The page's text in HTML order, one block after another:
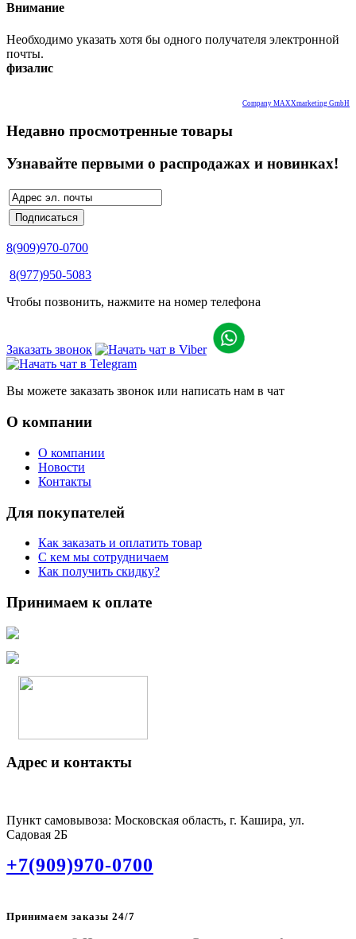
Внимание
Необходимо указать хотя бы одного получателя электронной
почты.
физалис
Company MAXXmarketing GmbH
Недавно просмотренные товары
Узнавайте первыми о распродажах и новинках!
8(909)970-0700
8(977)950-5083
Чтобы позвонить, нажмите на номер телефона
Заказать звонок
Вы можете заказать звонок или написать нам в чат
О компании
О компании
Новости
Контакты
Для покупателей
Как заказать и оплатить товар
С кем мы сотрудничаем
Как получить скидку?
Принимаем к оплате
Адрес и контакты
Пункт самовывоза: Московская область, г. Кашира, ул.
Садовая 2Б
+7(909)970-0700
Принимаем заказы 24/7